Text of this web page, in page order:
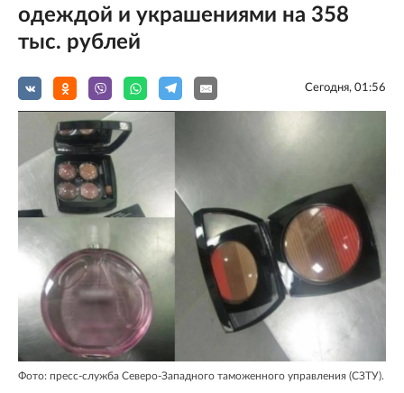
одеждой и украшениями на 358
тыс. рублей
Сегодня, 01:56
Фото: пресс-служба Северо-Западного таможенного управления (СЗТУ).